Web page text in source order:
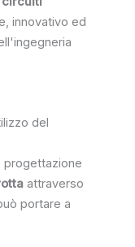
innovativo ed
del
progettazione
attraverso
portare a